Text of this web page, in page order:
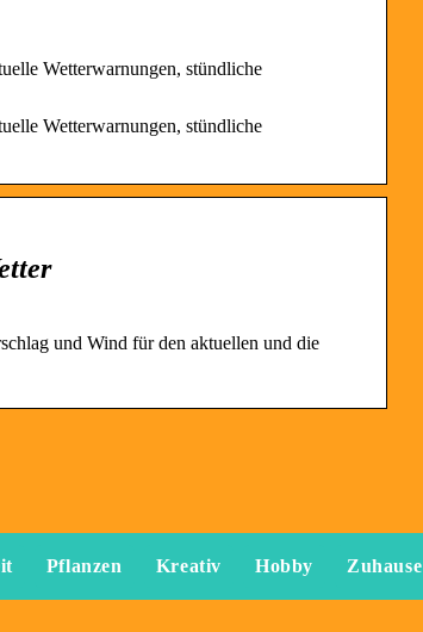
Wetterwarnungen, stündliche
Wetterwarnungen, stündliche
und Wind für den aktuellen und die
Pflanzen Kreativ Hobby Zuhause